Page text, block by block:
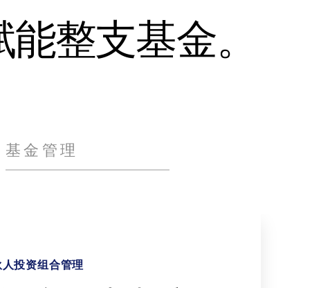
能整支基金。
基金管理
者引导
成
投资组合管理